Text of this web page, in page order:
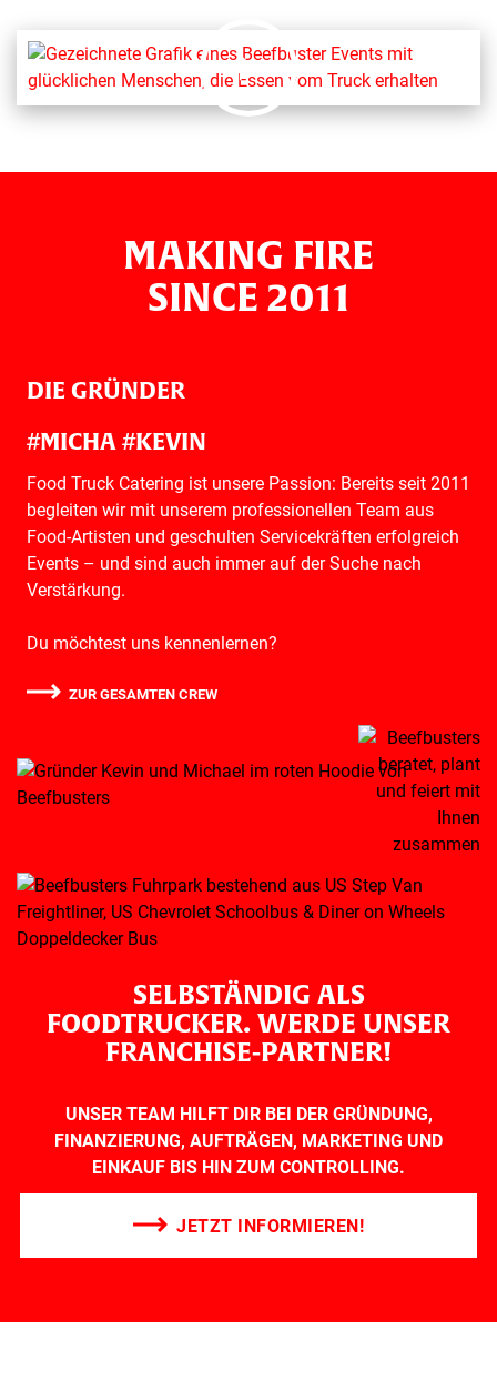
MAKING FIRE
SINCE 2011
DIE GRÜNDER
#MICHA #KEVIN
Food Truck Catering ist unsere Passion: Bereits seit 2011
begleiten wir mit unserem professionellen Team aus
Food-Artisten und geschulten Servicekräften erfolgreich
Events – und sind auch immer auf der Suche nach
Verstärkung.
Du möchtest uns kennenlernen?
ZUR GESAMTEN CREW
SELBSTÄNDIG ALS
FOODTRUCKER. WERDE UNSER
FRANCHISE-PARTNER!
UNSER TEAM HILFT DIR BEI DER GRÜNDUNG,
FINANZIERUNG, AUFTRÄGEN, MARKETING UND
EINKAUF BIS HIN ZUM CONTROLLING.
JETZT INFORMIEREN!